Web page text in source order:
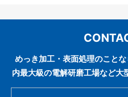
めっき加工・表面処理のことな
内最大級の電解研磨工場など大